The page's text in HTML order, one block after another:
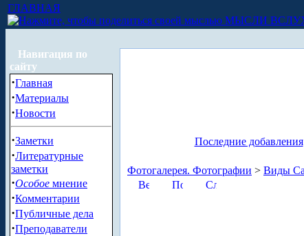
ГЛАВНАЯ
МЫСЛИ
Навигация по
сайту
·Главная
·Материалы
·Новости
·Заметки
·Литературные
заметки
·Особое мнение
·Комментарии
·Публичные дела
·Преподаватели
Последние добавления
Фотогалерея. Фотографии > Виды